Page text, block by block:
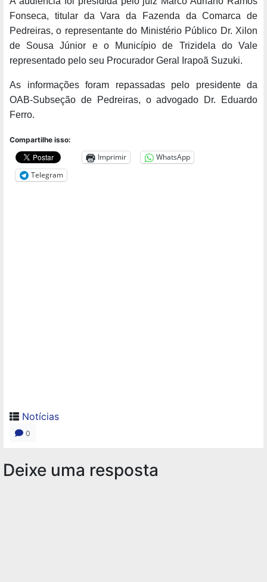
Fonseca, titular da Vara da Fazenda da Comarca de
Pedreiras, o representante do Ministério Público Dr. Xilon
de Sousa Júnior e o Município de Trizidela do Vale
representado pelo seu Procurador Geral Irapoã Suzuki.
As informações foram repassadas pelo presidente da
OAB-Subseção de Pedreiras, o advogado Dr. Eduardo
Ferro.
Compartilhe isso:
Imprimir
WhatsApp
Telegram
Notícias
0
Deixe uma resposta